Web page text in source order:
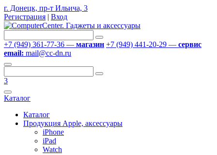
г. Донецк, пр-т Ильича, 3
Регистрация | Вход
+7 (949) 361-77-36 — магазин +7 (949) 441-20-29 — сервис
email: mail@cc-dn.ru
3
Каталог
Каталог
Продукция Apple, аксессуары
iPhone
iPad
Watch